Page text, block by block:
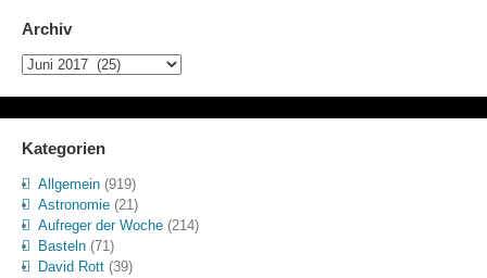
Archiv
Archiv
Kategorien
Allgemein(919)
Astronomie(21)
Aufreger der Woche(214)
Basteln(71)
David Rott(39)